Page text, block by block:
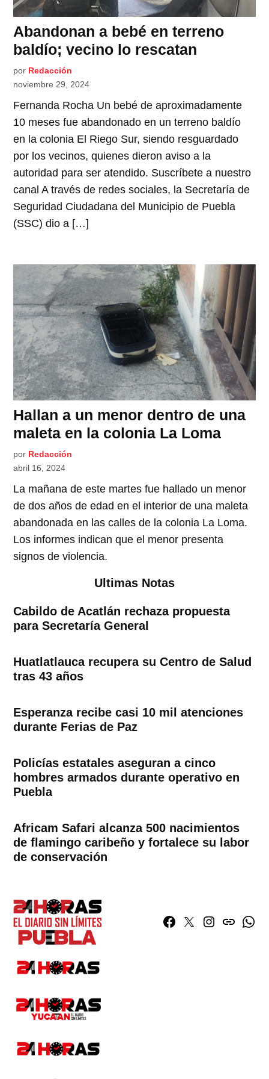
Abandonan a bebé en terreno
baldío; vecino lo rescatan
por Redacción
noviembre 29, 2024
Fernanda Rocha Un bebé de aproximadamente
10 meses fue abandonado en un terreno baldío
en la colonia El Riego Sur, siendo resguardado
por los vecinos, quienes dieron aviso a la
autoridad para ser atendido. Suscríbete a nuestro
canal A través de redes sociales, la Secretaría de
Seguridad Ciudadana del Municipio de Puebla
(SSC) dio a […]
Hallan a un menor dentro de una
maleta en la colonia La Loma
por Redacción
abril 16, 2024
La mañana de este martes fue hallado un menor
de dos años de edad en el interior de una maleta
abandonada en las calles de la colonia La Loma.
Los informes indican que el menor presenta
signos de violencia.
Ultimas Notas
Cabildo de Acatlán rechaza propuesta
para Secretaría General
Huatlatlauca recupera su Centro de Salud
tras 43 años
Esperanza recibe casi 10 mil atenciones
durante Ferias de Paz
Policías estatales aseguran a cinco
hombres armados durante operativo en
Puebla
Africam Safari alcanza 500 nacimientos
de flamingo caribeño y fortalece su labor
de conservación
Facebook
TwitterInstagram
issuu